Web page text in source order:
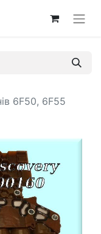
6F50, 6F55